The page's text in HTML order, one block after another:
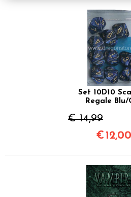
Set 10D10
Regale Blu/
€ 14,99
€ 12,00